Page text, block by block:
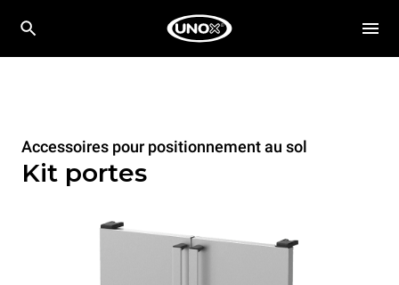
Accessoires pour positionnement au sol
Kit portes